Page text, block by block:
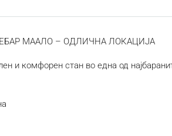
МААЛО – ОДЛИЧНА ЛОКАЦИЈА
и комфорен стан во една од